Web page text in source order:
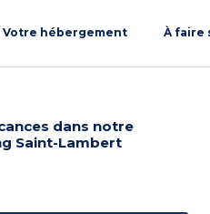
Votre hébergement À faire
dans notre
Saint-Lambert